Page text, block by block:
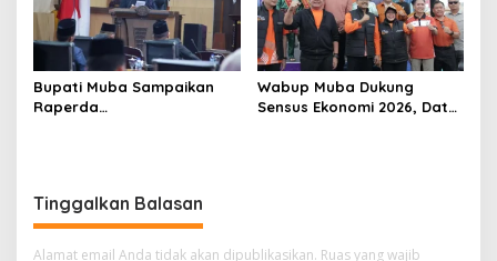
Bupati Muba Sampaikan
Raperda
Wabup Muba Dukung
Sensus Ekonomi 2026, Data
Tinggalkan Balasan
Alamat email Anda tidak akan dipublikasikan. Ruas yang wajib